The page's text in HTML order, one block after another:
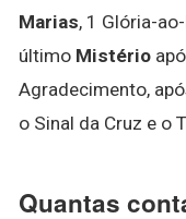
Marias, 1 Glória-
último Mistério
Agradecimento,
o Sinal da Cruz e o
Quantas